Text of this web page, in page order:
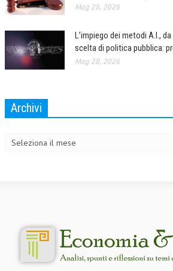
Mag 28, 2026
L’impiego dei metodi A.I.,
scelta di politica pubblica:
Mag 28, 2026
Archivi